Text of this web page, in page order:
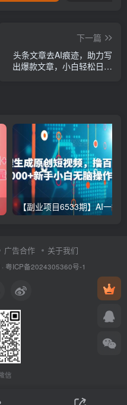
下一篇
头条文章去AI痕迹，助力写
出爆款文章，小白轻松日入
广告合作 关于我们
· 粤ICP备2024305360号-1
信